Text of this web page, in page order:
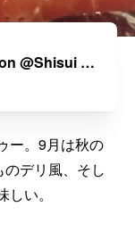
@Shisui
ー。9月は秋の
デリ風、そし
い。